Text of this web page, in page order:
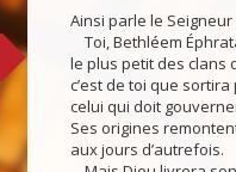
Ainsi parle le Seigneur
Toi, Bethléem
le plus petit des clans
c’est de toi que sortira
celui qui doit
Ses origines
aux jours d’autrefois.